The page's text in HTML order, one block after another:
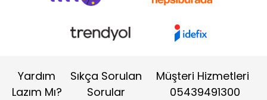
Yardım
Lazım Mı?
Sıkça Sorulan
Sorular
Müşteri Hizmetleri
05439491300